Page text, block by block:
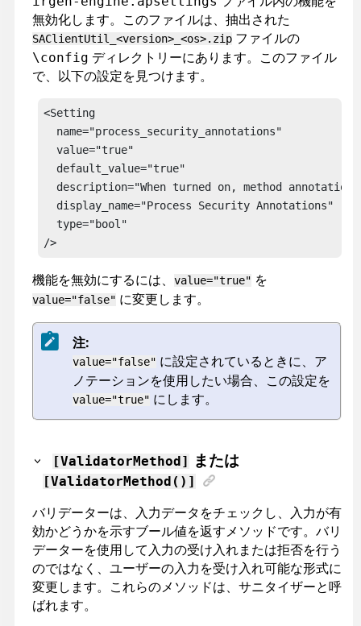
無効化します。このファイルは、抽出された
SAClientUtil_<version>_<os>.zip ファイルの
\config ディレクトリーにあります。このファイル
で、以下の設定を見つけます。
<Setting
  name="process_security_annotations"
  value="true"
  default_value="true"
description="When turned on, method
  display_name="Process Security Annotations"
  type="bool"
/>
機能を無効にするには、 value="true" を
value="false" に変更します。
注:
value="false" に設定されているときに、ア
ノテーションを使用したい場合、この設定を
value="true" にします。
[ValidatorMethod] または
[ValidatorMethod()]
バリデーターは、入力データをチェックし、入力が有
効かどうかを示すブール値を返すメソッドです。バリ
データーを使用して入力の受け入れまたは拒否を行う
のではなく、ユーザーの入力を受け入れ可能な形式に
変更します。これらのメソッドは、サニタイザーと呼
ばれます。